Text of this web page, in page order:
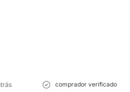
comprador verificado